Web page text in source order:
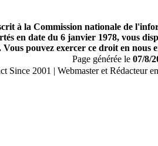
à la Commission nationale de
en date du 6 janvier 1978, vous
Vous pouvez exercer ce droit en
Page générée le 07/8/
Since 2001 | Webmaster et Rédacteur